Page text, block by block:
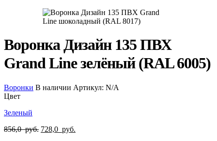
Воронка Дизайн 135 ПВХ
Grand Line зелёный (RAL 6005)
Воронки В наличии Артикул: N/A
Цвет
Зеленый
856,0руб. Первоначальная
728,0 руб.